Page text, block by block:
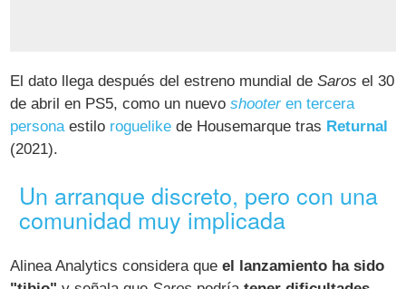
El dato llega después del estreno mundial deSaros el 30
de abril en PS5, como un nuevoshooteren tercera
personaestilo roguelike de Housemarque tras Returnal
(2021).
Un arranque discreto, pero con una
comunidad muy implicada
Alinea Analytics considera queel lanzamiento ha sido